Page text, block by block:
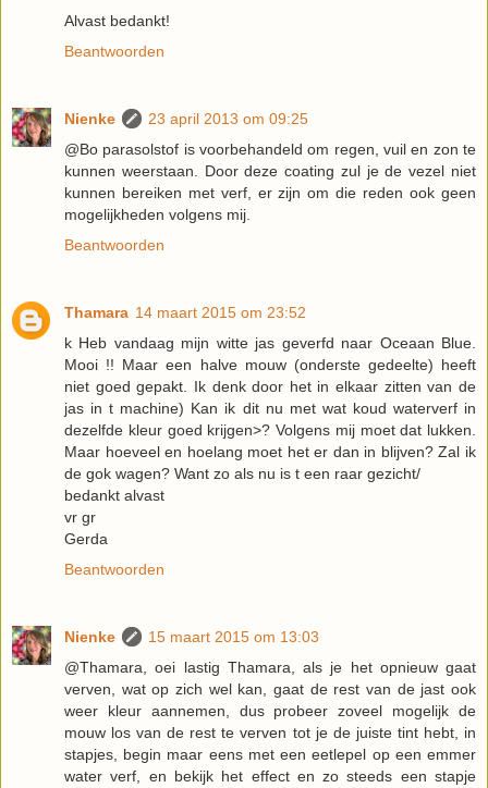
Alvast bedankt!
Beantwoorden
Nienke
23 april 2013 om 09:25
@Bo parasolstof is voorbehandeld om regen, vuil en zon te
kunnen weerstaan. Door deze coating zul je de vezel niet
kunnen bereiken met verf, er zijn om die reden ook geen
mogelijkheden volgens mij.
Beantwoorden
Thamara 14 maart 2015 om 23:52
k Heb vandaag mijn witte jas geverfd naar Oceaan Blue.
Mooi !! Maar een halve mouw (onderste gedeelte) heeft
niet goed gepakt. Ik denk door het in elkaar zitten van de
jas in t machine) Kan ik dit nu met wat koud waterverf in
dezelfde kleur goed krijgen>? Volgens mij moet dat lukken.
Maar hoeveel en hoelang moet het er dan in blijven? Zal ik
de gok wagen? Want zo als nu is t een raar gezicht/
bedankt alvast
vr gr
Gerda
Beantwoorden
Nienke
15 maart 2015 om 13:03
@Thamara, oei lastig Thamara, als je het opnieuw gaat
verven, wat op zich wel kan, gaat de rest van de jast ook
weer kleur aannemen, dus probeer zoveel mogelijk de
mouw los van de rest te verven tot je de juiste tint hebt, in
stapjes, begin maar eens met een eetlepel op een emmer
water verf, en bekijk het effect en zo steeds een stapje